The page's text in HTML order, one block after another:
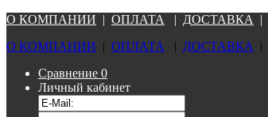
О КОМПАНИИ | ОПЛАТА | ДОСТАВКА |
О КОМПАНИИ | ОПЛАТА | ДОСТАВКА |
Сравнение 0
Личный кабинет